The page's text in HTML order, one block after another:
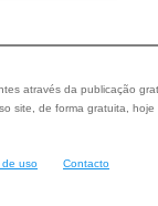
através da publicação
site, de forma gratuita, hoje
de uso Contacto